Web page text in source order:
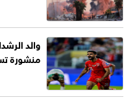
والد
منشورة